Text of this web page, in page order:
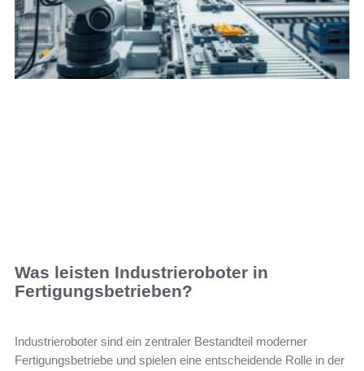
Was leisten Industrieroboter in
Fertigungsbetrieben?
Industrieroboter sind ein zentraler Bestandteil moderner
Fertigungsbetriebe und spielen eine entscheidende Rolle in der